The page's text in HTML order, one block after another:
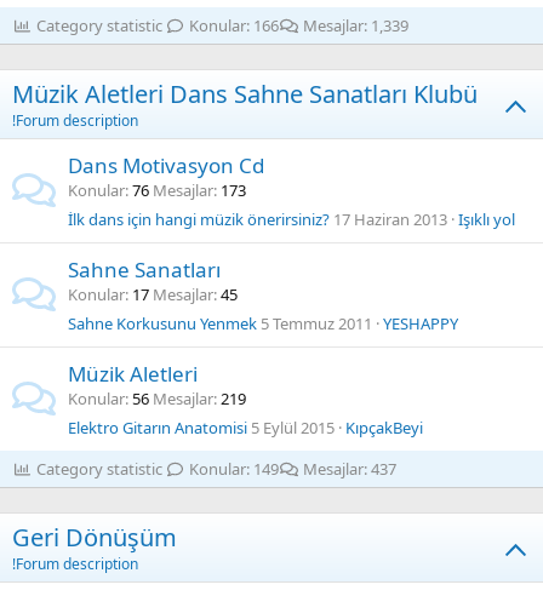
Category statistic Konular 166 Mesajlar 1,339
Müzik Aletleri Dans Sahne Sanatları Klubü
!Forum description
Dans Motivasyon Cd
Konular 76 Mesajlar 173
İlk dans için hangi müzik önerirsiniz? 17 Haziran 2013 Işıklı yol
Sahne Sanatları
Konular 17 Mesajlar 45
Sahne Korkusunu Yenmek 5 Temmuz 2011 YESHAPPY
Müzik Aletleri
Konular 56 Mesajlar 219
Elektro Gitarın Anatomisi 5 Eylül 2015 KıpçakBeyi
Category statistic
Konular 149 Mesajlar 437
Geri Dönüşüm
!Forum description